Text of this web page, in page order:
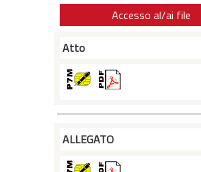
Accesso al/ai file
Atto
ALLEGATO